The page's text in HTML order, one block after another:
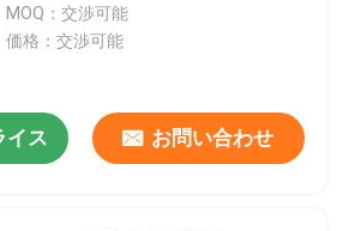
MOQ：交渉可能
価格：交渉可能
イス お問い合わせ